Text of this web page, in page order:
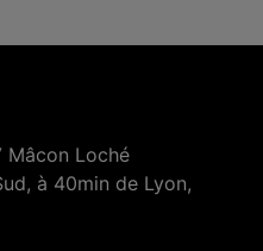
Mâcon Loché
à 40min de Lyon,